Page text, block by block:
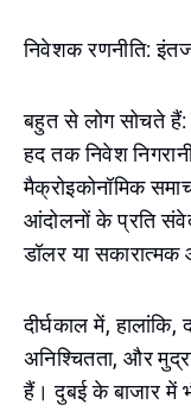
निवेशक रणनीति:
बहुत से लोग सोचते
हद तक निवेश
मैक्रोइकोनॉमिक
आंदोलनों के प्रति
डॉलर या सकारात्मक
दीर्घकाल में,
अनिश्चितता, और
हैं। दुबई के बाजार में